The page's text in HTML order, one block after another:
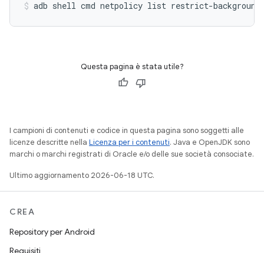
Questa pagina è stata utile?
I campioni di contenuti e codice in questa pagina sono soggetti alle
licenze descritte nella Licenza per i contenuti. Java e OpenJDK sono
marchi o marchi registrati di Oracle e/o delle sue società consociate.
Ultimo aggiornamento 2026-06-18 UTC.
CREA
Repository per Android
Requisiti